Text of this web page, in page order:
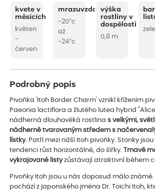
kvete v
měsících
květen
-
červen
mrazuvzdornost
-20°c
až
-24°c
výška
rostliny v
dospělosti
0,8 m
Podrobný popis
Pivoňka 'Itoh Border Charm' vznikl křížením
Paeonia lactiflora a žlutého lutea hybrid
nádherná dlouhověká rostlina s velkými,
nádherně tvarovaným středem s
lístky. Patří mezi nižší Itoh pivoňky. Stonky
tendenci růst horizontálně, do šířky.
Tmavě
vykrajované listyzůstávají atraktivní během
Pivoňky Itoh jsou u nás doposud málo
pochází z japonského jména Dr. Toichi Itoh,